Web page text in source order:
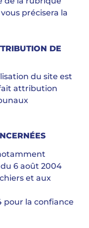
précisera la
DE
du site est
attribution
6 août 2004
et aux
pour la confiance